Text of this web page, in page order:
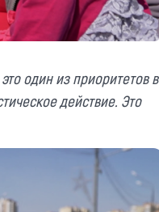
один из приоритетов в
действие. Это